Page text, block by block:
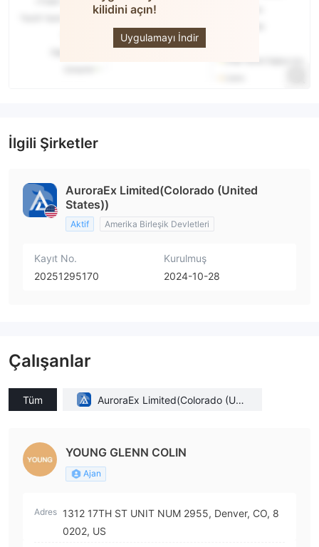
kilidini açın!
Uygulamayı İndir
İlgili Şirketler
AuroraEx Limited(Colorado (United
States))
Aktif Amerika Birleşik Devletleri
Kayıt No.
20251295170
Kurulmuş
2024-10-28
Çalışanlar
Tüm
AuroraEx Limited(Colorado (Unit
YOUNG GLENN COLIN
Ajan
Adres 1312 17TH ST UNIT NUM 2955, Denver, CO, 8
0202, US